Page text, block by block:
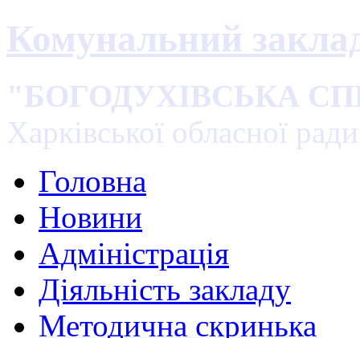
Комунальний
"БОГОДУХІВСЬКА
Харківської обласної ради
Головна
Новини
Адміністрація
Діяльність закладу
Методична скринька